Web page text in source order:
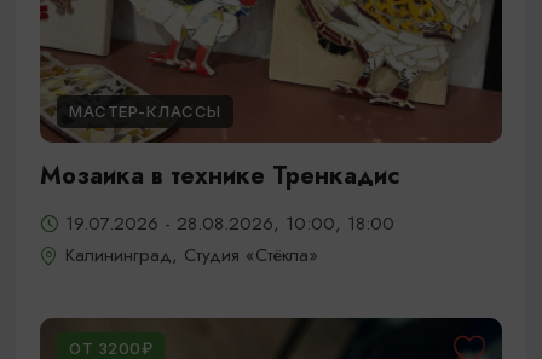
МАСТЕР-КЛАССЫ
Мозаика в технике Тренкадис
19.07.2026 - 28.08.2026, 10:00, 18:00
Калининград, Студия «Стёкла»
ОТ 3200₽